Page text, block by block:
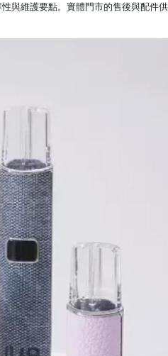
與維護要點。實體門市的售後與配件供